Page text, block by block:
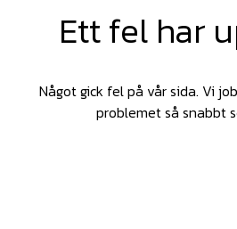
Ett fel har
Något gick fel på vår sida. Vi
problemet så snabbt